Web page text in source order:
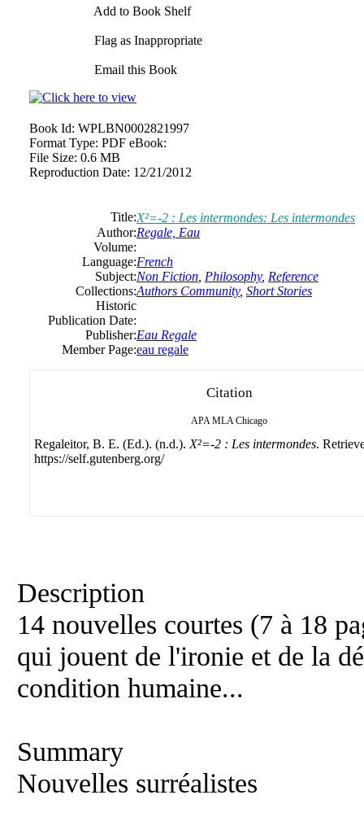
Add to Book Shelf
Flag as Inappropriate
Email this Book
Book Id: WPLBN0002821997
Format Type: PDF eBook:
File Size: 0.6 MB
Reproduction Date: 12/21/2012
Title:X²=-2 : Les intermondes: Les intermondes
Author:Regale, Eau
Volume:
Language:French
Subject:Non Fiction Philosophy, Reference
Collections:Authors Community, Short Stories
Historic
Publication Date:
Publisher:Eau Regale
Member Page:eau regale
Citation
APA MLA Chicago
Regaleitor, B. E. (Ed.). (n.d.). X²=-2 : Les intermondes.
https://self.gutenberg.org/
Description
14 nouvelles courtes (7 à 18
qui jouent de l'ironie et de la
condition humaine...
Summary
Nouvelles surréalistes